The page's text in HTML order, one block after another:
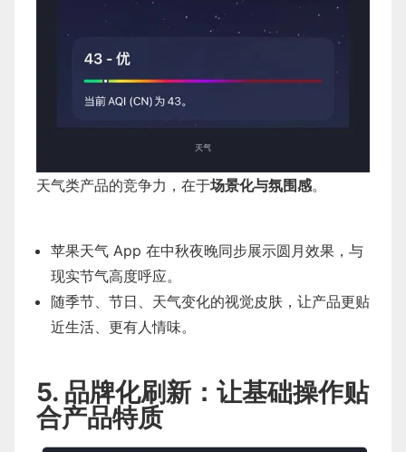
天气类产品的竞争力，在于场景化与氛围感。
苹果天气 App 在中秋夜晚同步展示圆月效果，与
现实节气高度呼应。
随季节、节日、天气变化的视觉皮肤，让产品更贴
近生活、更有人情味。
5. 品牌化刷新：让基础操作贴
合产品特质